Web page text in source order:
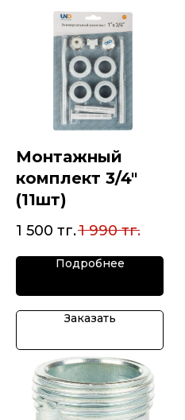
Монтажный
комплект 3/4"
(11шт)
1 500 тг.1 990 тг.
Подробнее
Заказать